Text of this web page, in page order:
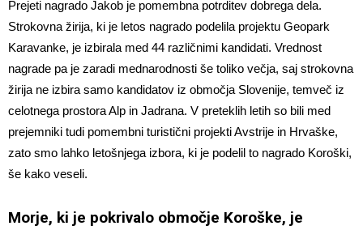
Prejeti nagrado Jakob je pomembna potrditev dobrega dela.
Strokovna žirija, ki je letos nagrado podelila projektu Geopark
Karavanke, je izbirala med 44 različnimi kandidati. Vrednost
nagrade pa je zaradi mednarodnosti še toliko večja, saj strokovna
žirija ne izbira samo kandidatov iz območja Slovenije, temveč iz
celotnega prostora Alp in Jadrana. V preteklih letih so bili med
prejemniki tudi pomembni turistični projekti Avstrije in Hrvaške,
zato smo lahko letošnjega izbora, ki je podelil to nagrado Koroški,
še kako veseli.
Morje, ki je pokrivalo območje Koroške, je